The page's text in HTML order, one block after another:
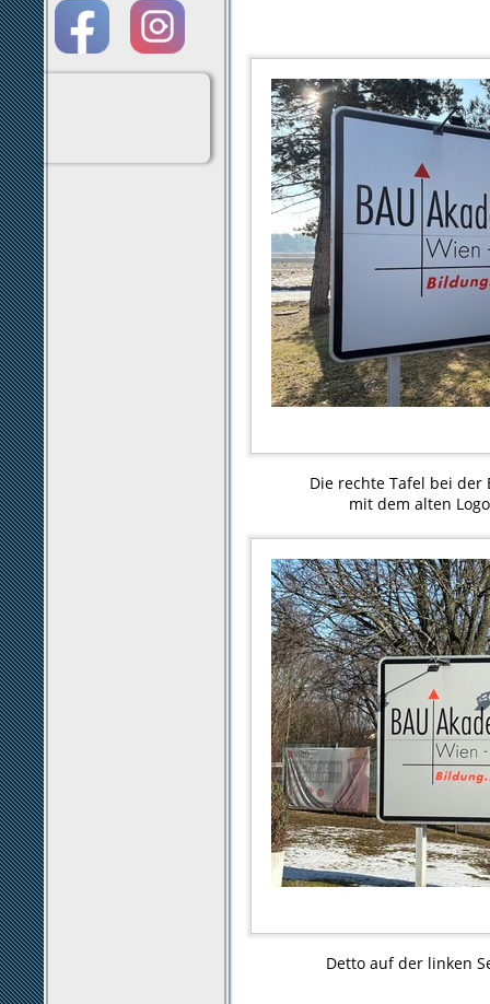
Die rechte Tafel bei der
mit dem alten
Detto auf der linken